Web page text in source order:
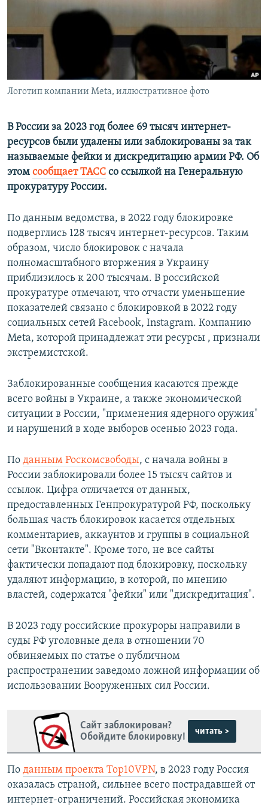
ПОБЕДИТЕЛЕЙ НЕ СУДЯТ?
КРЫМ.НЕПОКОРЕННЫЙ
УКРАИНСКАЯ ПРОБЛЕМА КРЫМА
ПРИСОЕДИНЯЙТЕСЬ!
Все сайты RFE/RL
Логотип компании Meta, иллюстративное фото
В России за 2023 год более 69 тысяч интернет-
ресурсов были удалены или заблокированы за так
называемые фейки и дискредитацию армии РФ. Об
этом сообщает ТАСС со ссылкой на Генеральную
прокуратуру России.
По данным ведомства, в 2022 году блокировке
подверглись 128 тысяч интернет-ресурсов. Таким
образом, число блокировок с начала
полномасштабного вторжения в Украину
приблизилось к 200 тысячам. В российской
прокуратуре отмечают, что отчасти уменьшение
показателей связано с блокировкой в 2022 году
социальных сетей Facebook, Instagram. Компанию
Meta, которой принадлежат эти ресурсы , признали
экстремистской.
Заблокированные сообщения касаются прежде
всего войны в Украине, а также экономической
ситуации в России, "применения ядерного оружия"
и нарушений в ходе выборов осенью 2023 года.
По данным Роскомсвободы, с начала войны в
России заблокировали более 15 тысяч сайтов и
ссылок. Цифра отличается от данных,
предоставленных Генпрокуратурой РФ, поскольку
большая часть блокировок касается отдельных
комментариев, аккаунтов и группы в социальной
сети "Вконтакте". Кроме того, не все сайты
фактически попадают под блокировку, поскольку
удаляют информацию, в которой, по мнению
властей, содержатся "фейки" или "дискредитация".
В 2023 году российские прокуроры направили в
суды РФ уголовные дела в отношении 70
обвиняемых по статье о публичном
распространении заведомо ложной информации об
использовании Вооруженных сил России.
Сайт заблокирован?
Обойдите блокировку!
читать >
По данным проекта Top10VPN, в 2023 году Россия
оказалась страной, сильнее всего пострадавшей от
интернет-ограничений. Российская экономика